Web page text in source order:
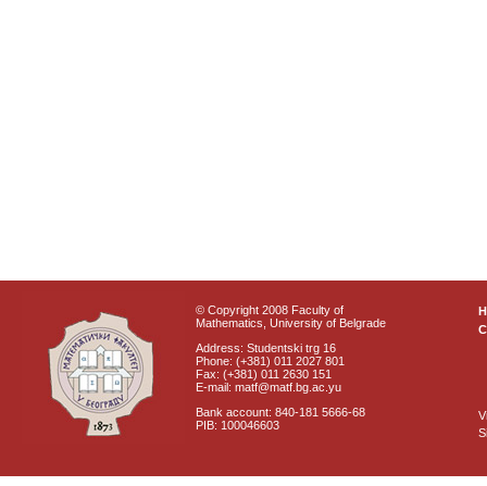
© Copyright 2008 Faculty of
Mathematics, University of Belgrade
Address: Studentski trg 16
Phone: (+381) 011 2027 801
Fax: (+381) 011 2630 151
E-mail: matf@matf.bg.ac.yu
Bank account: 840-181 5666-68
PIB: 100046603